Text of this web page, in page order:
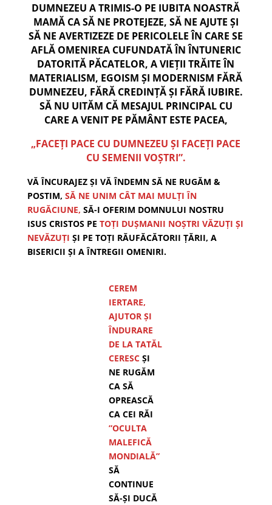
DUMNEZEU A TRIMIS-O PE IUBITA NOASTRĂ
MAMĂ CA SĂ NE PROTEJEZE, SĂ NE AJUTE ȘI
SĂ NE AVERTIZEZE DE PERICOLELE ÎN CARE SE
AFLĂ OMENIREA CUFUNDATĂ ÎN ÎNTUNERIC
DATORITĂ PĂCATELOR, A VIEȚII TRĂITE ÎN
MATERIALISM, EGOISM ȘI MODERNISM FĂRĂ
DUMNEZEU, FĂRĂ CREDINȚĂ ȘI FĂRĂ IUBIRE.
SĂ NU UITĂM CĂ MESAJUL PRINCIPAL CU
CARE A VENIT PE PĂMÂNT ESTE PACEA,
„FACEȚI PACE CU DUMNEZEU ȘI FACEȚI PACE
CU SEMENII VOȘTRI”.
VĂ ÎNCURAJEZ ȘI VĂ ÎNDEMN SĂ NE RUGĂM &
POSTIM, SĂ NE UNIM CÂT MAI MULȚI ÎN
RUGĂCIUNE, SĂ-I OFERIM DOMNULUI NOSTRU
ISUS CRISTOS PE TOȚI DUȘMANII NOȘTRI VĂZUȚI ȘI
NEVĂZUȚI ȘI PE TOȚI RĂUFĂCĂTORII ȚĂRII, A
BISERICII ȘI A ÎNTREGII OMENIRI.
CEREM
IERTARE,
AJUTOR ȘI
ÎNDURARE
DE LA TATĂL
CERESCȘI
NE RUGĂM
CA SĂ
OPREASCĂ
CA CEI RĂI
”OCULTA
MALEFICĂ
MONDIALĂ”
SĂ
CONTINUE
SĂ-ȘI DUCĂ